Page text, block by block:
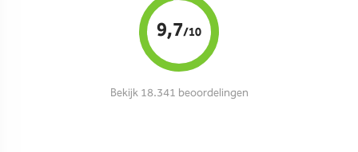
9,7/10
Bekijk 18.341 beoordelingen